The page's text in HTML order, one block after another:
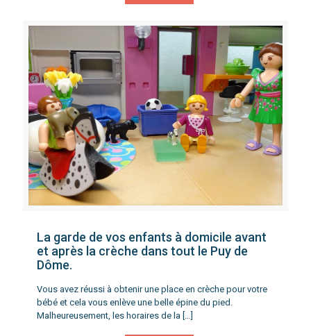
La garde de vos enfants à domicile avant
et après la crèche dans tout le Puy de
Dôme.
Vous avez réussi à obtenir une place en crèche pour votre
bébé et cela vous enlève une belle épine du pied.
Malheureusement, les horaires de la […]